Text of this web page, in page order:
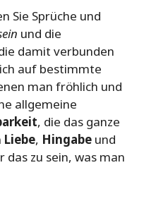
Sie Sprüche und
und die
damit verbunden
auf bestimmte
man fröhlich und
allgemeine
, die das ganze
Liebe, Hingabe und
zu sein, was man